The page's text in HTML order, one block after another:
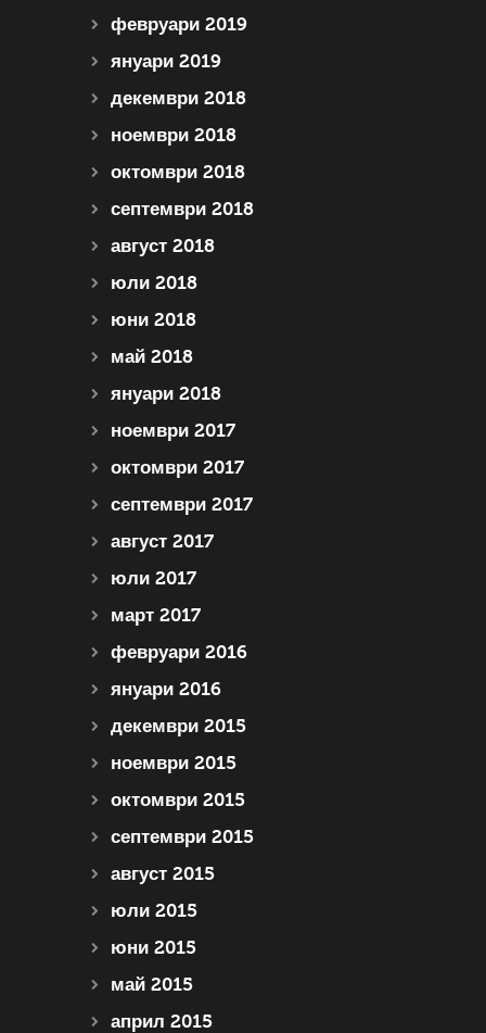
февруари 2019
януари 2019
декември 2018
ноември 2018
октомври 2018
септември 2018
август 2018
юли 2018
юни 2018
май 2018
януари 2018
ноември 2017
октомври 2017
септември 2017
август 2017
юли 2017
март 2017
февруари 2016
януари 2016
декември 2015
ноември 2015
октомври 2015
септември 2015
август 2015
юли 2015
юни 2015
май 2015
април 2015